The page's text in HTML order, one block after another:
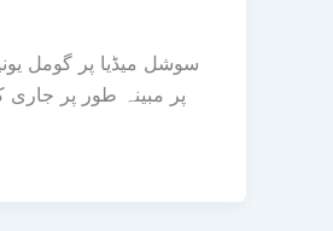
سوشل میڈیا پر گومل
پر مبینہ طور پر جاری